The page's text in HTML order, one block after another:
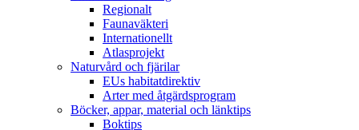
Regionalt
Faunaväkteri
Internationellt
Atlasprojekt
Naturvård och fjärilar
EUs habitatdirektiv
Arter med åtgärdsprogram
Böcker, appar, material och länktips
Boktips